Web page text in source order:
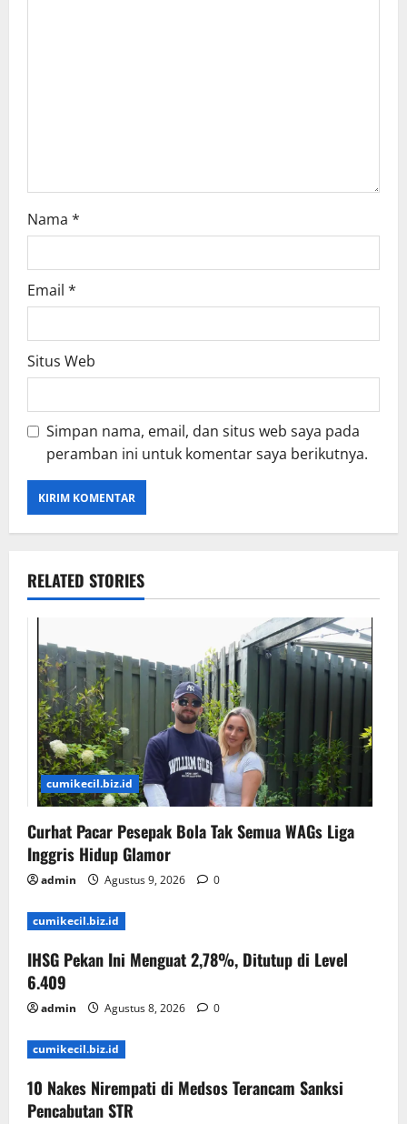
Nama *
Email *
Situs Web
Simpan nama, email, dan situs web saya pada
peramban ini untuk komentar saya berikutnya.
RELATED STORIES
cumikecil.biz.id
Curhat Pacar Pesepak Bola Tak Semua WAGs Liga
Inggris Hidup Glamor
admin Agustus 9, 2026 0
cumikecil.biz.id
IHSG Pekan Ini Menguat 2,78%, Ditutup di Level
6.409
admin Agustus 8, 2026 0
cumikecil.biz.id
10 Nakes Nirempati di Medsos Terancam Sanksi
Pencabutan STR